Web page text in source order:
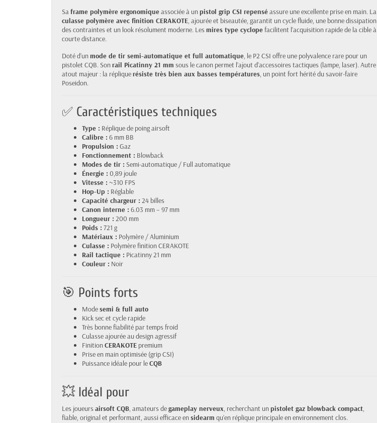
Saframe polymère ergonomiqueassociée à unpistol grip CSI repenséassure une excellente prise en main. La
culasse polymère avec finition CERAKOTE, ajourée et biseautée, garantit un cycle fluide, une bonne dissipation
des contraintes et un look résolument moderne. Lesmires type cyclopefacilitent l’acquisition rapide de la cible à
courte distance.
Doté d’unmode de tir semi-automatique et full automatique, le P2 CSI offre une polyvalence rare pour un
pistolet CQB. Sonrail Picatinny 21 mm sous le canon permet l’ajout d’accessoires tactiques (lampe, laser). Autre
atout majeur : la répliquerésiste très bien aux basses températures, un point fort hérité du savoir-faire
Poseidon.
✅ Caractéristiques techniques
Type : Réplique de poing airsoft
Calibre : 6 mm BB
Propulsion : Gaz
Fonctionnement : Blowback
Modes de tir : Semi-automatique / Full automatique
Énergie : 0,89 joule
Vitesse : ~310 FPS
Hop-Up : Réglable
Capacité chargeur : 24 billes
Canon interne : 6.03 mm – 97 mm
Longueur : 200 mm
Poids : 721 g
Matériaux : Polymère / Aluminium
Culasse : Polymère finition CERAKOTE
Rail tactique : Picatinny 21 mm
Couleur : Noir
🎯 Points forts
Modesemi & full auto
Kick sec et cycle rapide
Très bonne fiabilité par temps froid
Culasse ajourée au design agressif
FinitionCERAKOTE premium
Prise en main optimisée (grip CSI)
Puissance idéale pour leCQB
💥 Idéal pour
Les joueursairsoft CQB, amateurs degameplay nerveux, recherchant unpistolet gaz blowback compact,
fiable, original et performant, aussi efficace ensidearm qu’en réplique principale en environnement clos.